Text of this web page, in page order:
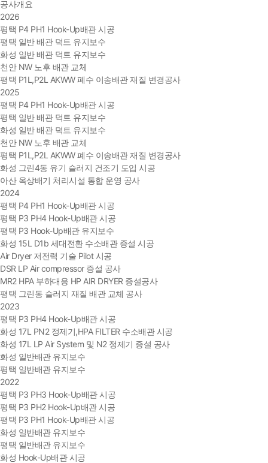
공사개요
2026
평택 P4 PH1 Hook-Up배관 시공
평택 일반 배관 덕트 유지보수
화성 일반 배관 덕트 유지보수
천안 NW 노후 배관 교체
평택 P1L,P2L AKWW 폐수 이송배관 재질 변경공사
2025
평택 P4 PH1 Hook-Up배관 시공
평택 일반 배관 덕트 유지보수
화성 일반 배관 덕트 유지보수
천안 NW 노후 배관 교체
평택 P1L,P2L AKWW 폐수 이송배관 재질 변경공사
화성 그린4동 유기 슬러지 건조기 도입 시공
아산 옥상배기 처리시설 통합 운영 공사
2024
평택 P4 PH1 Hook-Up배관 시공
평택 P3 PH4 Hook-Up배관 시공
평택 P3 Hook-Up배관 유지보수
화성 15L D1b 세대전환 수소배관 증설 시공
Air Dryer 저전력 기술 Pilot 시공
DSR LP Air compressor 증설 공사
MR2 HPA 부하대응 HP AIR DRYER 증설공사
평택 그린동 슬러지 재질 배관 교체 공사
2023
평택 P3 PH4 Hook-Up배관 시공
화성 17L PN2 정제기,HPA FILTER 수소배관 시공
화성 17L LP Air System 및 N2 정제기 증설 공사
화성 일반배관 유지보수
평택 일반배관 유지보수
2022
평택 P3 PH3 Hook-Up배관 시공
평택 P3 PH2 Hook-Up배관 시공
평택 P3 PH1 Hook-Up배관 시공
화성 일반배관 유지보수
평택 일반배관 유지보수
화성 Hook-Up배관 시공